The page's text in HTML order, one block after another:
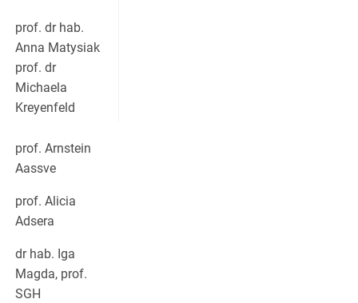
prof. dr hab.
Anna Matysiak
prof. dr
Michaela
Kreyenfeld
prof. Arnstein
Aassve
prof. Alicia
Adsera
dr hab. Iga
Magda, prof.
SGH